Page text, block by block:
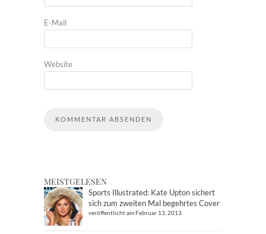
E-Mail
Website
MEISTGELESEN
Sports Illustrated: Kate Upton sichert
sich zum zweiten Mal begehrtes Cover
veröffentlicht am Februar 13, 2013